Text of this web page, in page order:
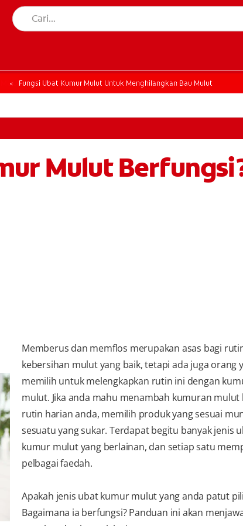
Fungsi Ubat Kumur Mulut Untuk Menghilangkan Bau Mulut
Mulut
Memberus dan memflos merupakan asas bagi
kebersihan mulut yang baik, tetapi ada juga orang
memilih untuk melengkapkan rutin ini dengan
mulut. Jika anda mahu menambah kumuran mulut
rutin harian anda, memilih produk yang sesuai
sesuatu yang sukar. Terdapat begitu banyak jenis
kumur mulut yang berlainan, dan setiap satu
pelbagai faedah.
Apakah jenis ubat kumur mulut yang anda patut
Bagaimana ia berfungsi? Panduan ini akan